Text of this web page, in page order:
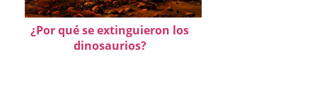
¿Por qué se extinguieron los
dinosaurios?